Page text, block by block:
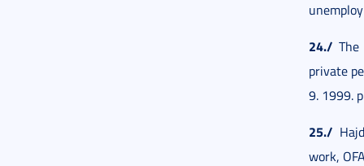
24./
private
9. 1999.
25./
work,